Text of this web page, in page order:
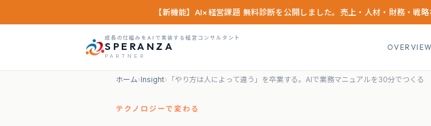
【新機能】AI×経営課題 無料診断を公開しました。売上・人材・財務・戦
成長の仕組みをAIで実装する経営コンサルタント
SPERANZA
PARTNER
OVERVIEW
ホーム›Insight› 「やり方は人によって違う」を卒業する。AIで業務マニュアルを30分でつくる
テクノロジーで変わる